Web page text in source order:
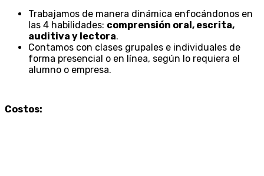
Trabajamos de manera dinámica enfocándonos en
las 4 habilidades: comprensión oral, escrita,
auditiva y lectora.
Contamos con clases grupales e individuales de
forma presencial o en línea, según lo requiera el
alumno o empresa.
Costos: